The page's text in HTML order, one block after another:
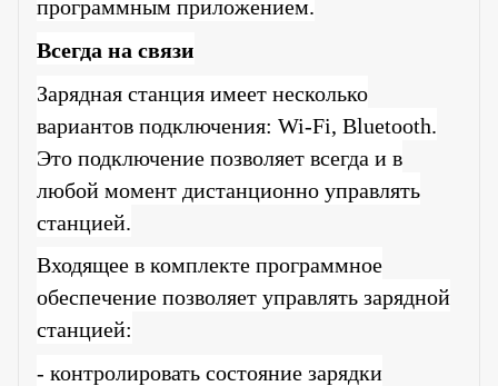
программным приложением.
Всегда на связи
Зарядная станция имеет несколько
вариантов подключения: Wi-Fi, Bluetooth.
Это подключение позволяет всегда и в
любой момент дистанционно управлять
станцией.
Входящее в комплекте программное
обеспечение позволяет управлять зарядной
станцией:
- контролировать состояние зарядки